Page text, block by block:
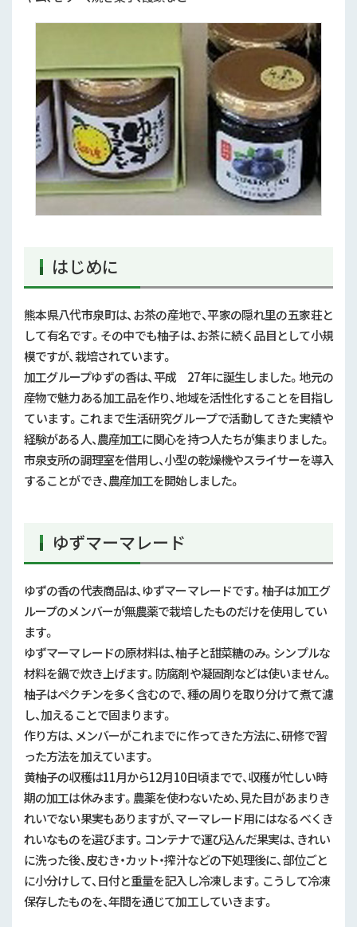
はじめに
熊本県八代市泉町は、お茶の産地で、平家の隠れ里の五家荘と
して有名です。その中でも柚子は、お茶に続く品目として小規
模ですが、栽培されています。
加工グループゆずの香は、平成 27年に誕生しました。地元の
産物で魅力ある加工品を作り、地域を活性化することを目指し
ています。これまで生活研究グループで活動してきた実績や
経験がある人、農産加工に関心を持つ人たちが集まりました。
市泉支所の調理室を借用し、小型の乾燥機やスライサーを導入
することができ、農産加工を開始しました。
ゆずマーマレード
ゆずの香の代表商品は、ゆずマーマレードです。柚子は加工グ
ループのメンバーが無農薬で栽培したものだけを使用してい
ます。
ゆずマーマレードの原材料は、柚子と甜菜糖のみ。シンプルな
材料を鍋で炊き上げます。防腐剤や凝固剤などは使いません。
柚子はペクチンを多く含むので、種の周りを取り分けて煮て濾
し、加えることで固まります。
作り方は、メンバーがこれまでに作ってきた方法に、研修で習
った方法を加えています。
黄柚子の収穫は11月から12月10日頃までで、収穫が忙しい時
期の加工は休みます。農薬を使わないため、見た目があまりき
れいでない果実もありますが、マーマレード用にはなるべくき
れいなものを選びます。コンテナで運び込んだ果実は、きれい
に洗った後、皮むき・カット・搾汁などの下処理後に、部位ごと
に小分けして、日付と重量を記入し冷凍します。こうして冷凍
保存したものを、年間を通じて加工していきます。